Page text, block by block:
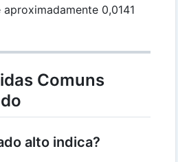
0,0141
Comuns
alto indica?